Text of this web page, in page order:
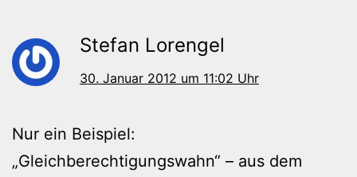
Stefan Lorengel
30. Januar 2012 um 11:02 Uhr
Nur ein Beispiel:
„Gleichberechtigungswahn“ – aus dem